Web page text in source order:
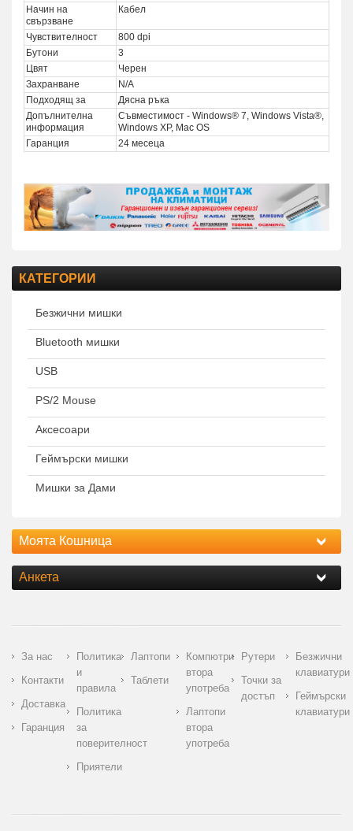
Начин на
свързване
Кабел
Чувствителност
800 dpi
Бутони
3
Цвят
Черен
Захранване
N/A
Подходящ за
Дясна ръка
Допълнителна
информация
Съвместимост - Windows® 7, Windows Vista®,
Windows XP, Mac OS
Гаранция
24 месеца
КАТЕГОРИИ
Безжични мишки
Bluetooth мишки
USB
PS/2 Mouse
Аксесоари
Геймърски мишки
Мишки за Дами
Моята Кошница
Анкета
За нас
Контакти
Доставка
Гаранция
Политика
и
правила
Политика
за
поверителност
Приятели
Лаптопи
Таблети
Компютри
втора
употреба
Лаптопи
втора
употреба
Рутери
Точки за
достъп
Безжични
клавиатури
Геймърски
клавиатури